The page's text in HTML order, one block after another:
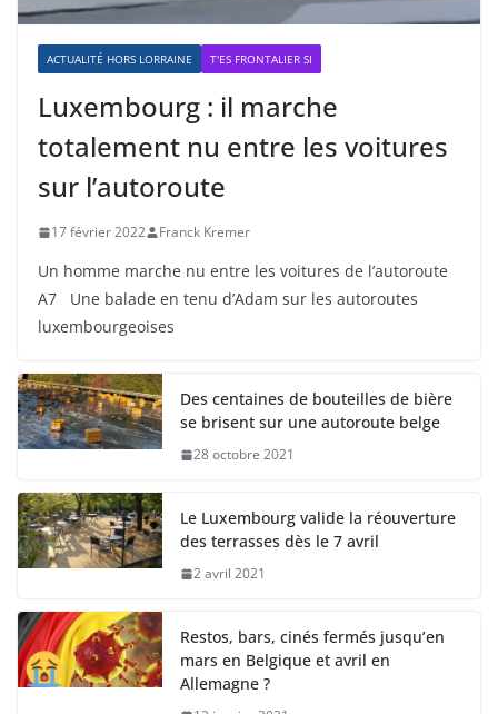
ACTUALITÉ HORS LORRAINE T'ES FRONTALIER SI
Luxembourg : il marche
totalement nu entre les voitures
sur l’autoroute
17 février 2022 Franck Kremer
Un homme marche nu entre les voitures de l’autoroute
A7 Une balade en tenu d’Adam sur les autoroutes
luxembourgeoises
Des centaines de bouteilles de bière
se brisent sur une autoroute belge
28 octobre 2021
Le Luxembourg valide la réouverture
des terrasses dès le 7 avril
2 avril 2021
Restos, bars, cinés fermés jusqu’en
mars en Belgique et avril en
Allemagne ?